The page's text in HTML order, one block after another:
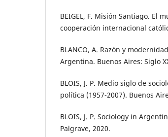
BEIGEL, F. Misión Santiago. El
cooperación internacional
BLANCO, A. Razón y
Argentina. Buenos Aires: Siglo
BLOIS, J. P. Medio siglo de
política (1957-2007). Buenos
BLOIS, J. P. Sociology in
Palgrave, 2020.